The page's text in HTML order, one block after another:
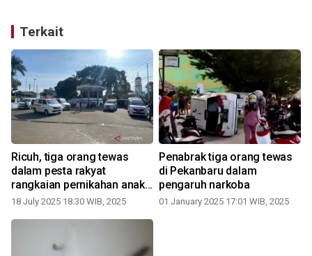
Terkait
Ricuh, tiga orang tewas
dalam pesta rakyat
rangkaian pernikahan anak
KDM
18 July 2025 18:30 WIB, 2025
Penabrak tiga orang tewas
di Pekanbaru dalam
pengaruh narkoba
01 January 2025 17:01 WIB, 2025